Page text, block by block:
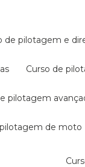
de pilotagem e
curso de
pilotagem
pilotagem de moto